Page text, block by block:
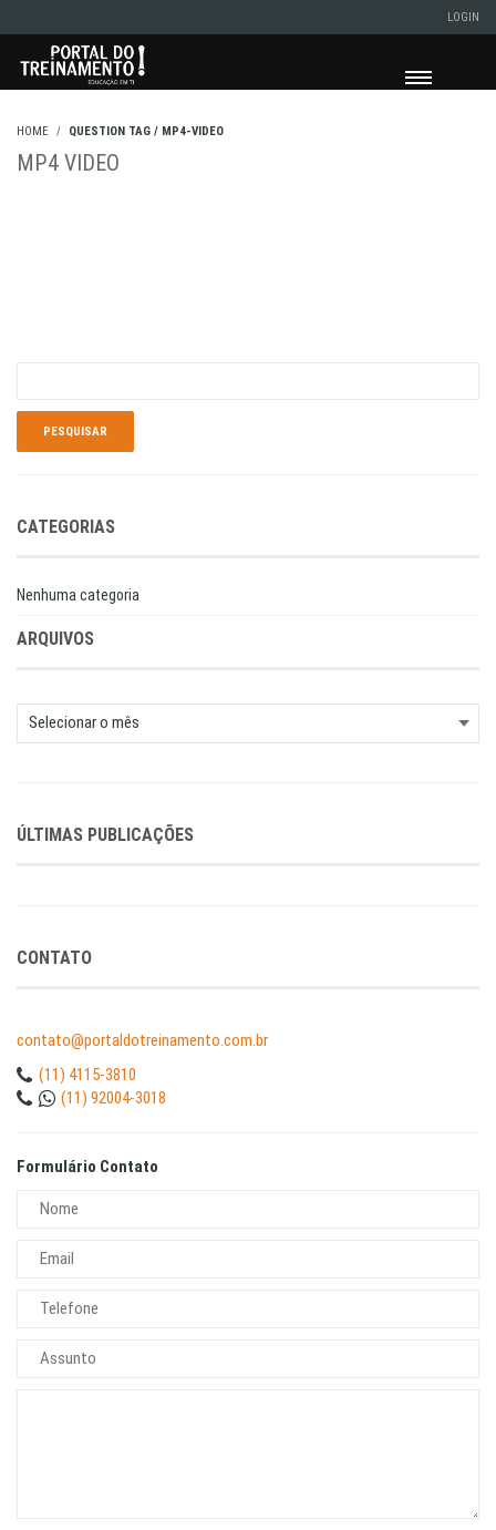
LOGIN
HOME QUESTION TAG / MP4-VIDEO
MP4 VIDEO
CATEGORIAS
Nenhuma categoria
ARQUIVOS
ÚLTIMAS PUBLICAÇÕES
CONTATO
contato@portaldotreinamento.com.br
(11) 4115-3810
(11) 92004-3018
Formulário Contato